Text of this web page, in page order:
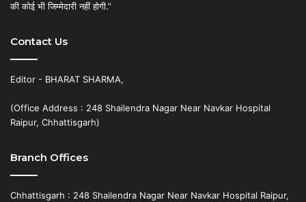
की कोई भी जिम्मेदारी नहीं होगी.”
Contact Us
Editor - BHARAT SHARMA,
(Office Address : 248 Shailendra Nagar Near Navkar Hospital
Raipur, Chhattisgarh)
Branch Offices
Chhattisgarh : 248 Shailendra Nagar Near Navkar Hospital Raipur,